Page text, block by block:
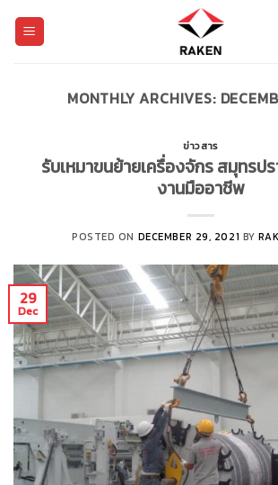
MONTHLY ARCHIVES:
ข่าวสาร
รับเหมาขนย้ายเครื่องจักร สมุทรป
งานมืออาชีพ
POSTED ON DECEMBER 29, 2021 BY
29
Dec